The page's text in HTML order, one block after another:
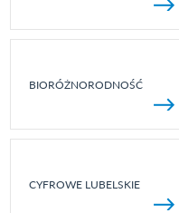
BIORÓŻNORODNOŚĆ
CYFROWE LUBELSKIE